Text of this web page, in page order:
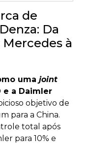
de
Da
à
uma joint
e a Daimler
objetivo de
para a China.
total após
para 10% e